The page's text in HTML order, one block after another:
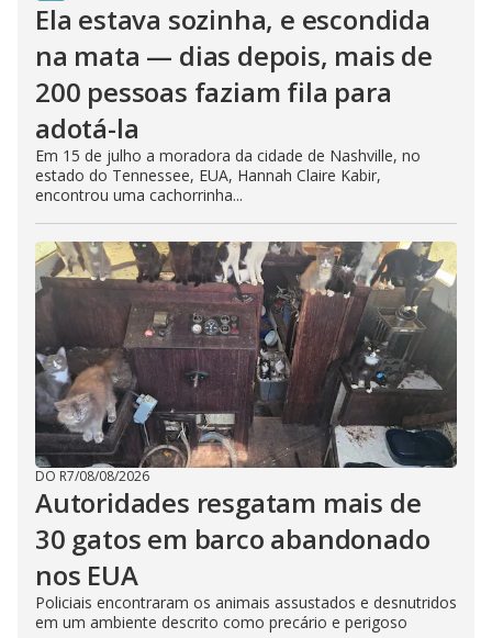
Ela estava sozinha, e escondida
na mata — dias depois, mais de
200 pessoas faziam fila para
adotá-la
Em 15 de julho a moradora da cidade de Nashville, no
estado do Tennessee, EUA, Hannah Claire Kabir,
encontrou uma cachorrinha...
DO R7/08/08/2026
Autoridades resgatam mais de
30 gatos em barco abandonado
nos EUA
Policiais encontraram os animais assustados e desnutridos
em um ambiente descrito como precário e perigoso